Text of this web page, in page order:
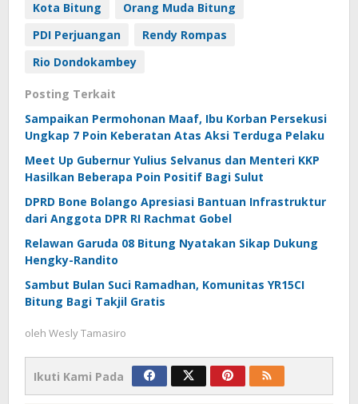
Kota Bitung
Orang Muda Bitung
PDI Perjuangan
Rendy Rompas
Rio Dondokambey
Posting Terkait
Sampaikan Permohonan Maaf, Ibu Korban Persekusi
Ungkap 7 Poin Keberatan Atas Aksi Terduga Pelaku
Meet Up Gubernur Yulius Selvanus dan Menteri KKP
Hasilkan Beberapa Poin Positif Bagi Sulut
DPRD Bone Bolango Apresiasi Bantuan Infrastruktur
dari Anggota DPR RI Rachmat Gobel
Relawan Garuda 08 Bitung Nyatakan Sikap Dukung
Hengky-Randito
Sambut Bulan Suci Ramadhan, Komunitas YR15CI
Bitung Bagi Takjil Gratis
oleh Wesly Tamasiro
Ikuti Kami Pada